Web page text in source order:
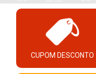
CUPOM DESCONTO